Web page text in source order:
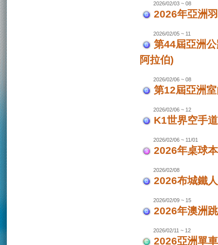
2026/02/03 ~ 08
2026年亞洲
2026/02/05 ~ 11
第44屆亞洲
阿拉伯)
2026/02/06 ~ 08
第12屆亞洲
2026/02/06 ~ 12
K1世界空手
2026/02/06 ~ 11/01
2026年桌球
2026/02/08
2026布城鐵
2026/02/09 ~ 15
2026年澳洲
2026/02/11 ~ 12
2026亞洲單